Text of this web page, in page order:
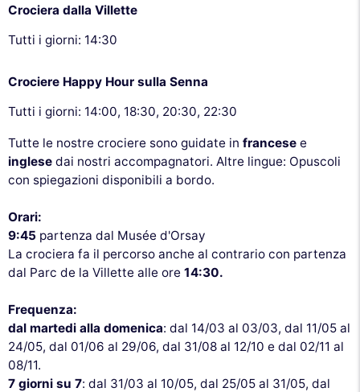
Crociera dalla Villette
Tutti i giorni: 14:30
Crociere Happy Hour sulla Senna
Tutti i giorni: 14:00, 18:30, 20:30, 22:30
Tutte le nostre crociere sono guidate in francese e
inglese dai nostri accompagnatori. Altre lingue: Opuscoli
con spiegazioni disponibili a bordo.
Orari:
9:45 partenza dal Musée d'Orsay
La crociera fa il percorso anche al contrario con partenza
dal Parc de la Villette alle ore 14:30.
Frequenza:
dal martedi alla domenica: dal 14/03 al 03/03, dal 11/05 al
24/05, dal 01/06 al 29/06, dal 31/08 al 12/10 e dal 02/11 al
08/11.
7 giorni su 7: dal 31/03 al 10/05, dal 25/05 al 31/05, dal